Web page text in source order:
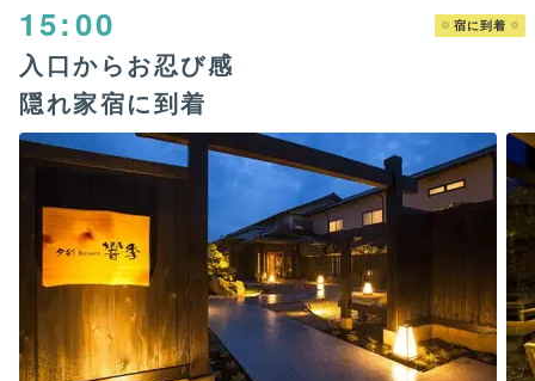
15:00 宿に到着
入口からお忍び感
隠れ家宿に到着